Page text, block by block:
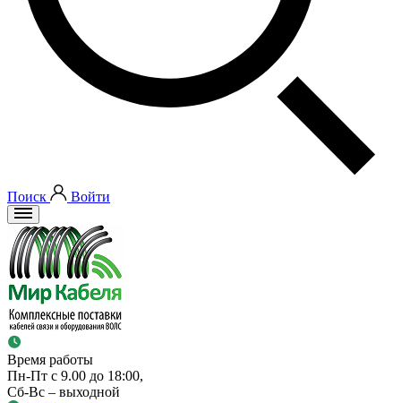
Поиск Войти
Время работы
Пн-Пт с 9.00 до 18:00,
Сб-Вс – выходной